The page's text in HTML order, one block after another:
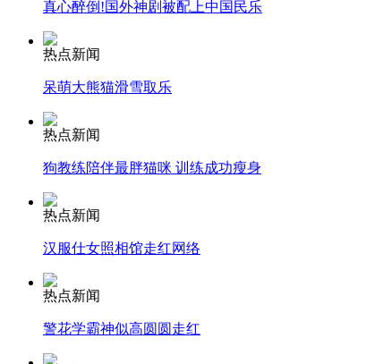
安徽一实载49人客车翻车
消防员救轻生者
真心醉倒!国外神剧被配上中国民乐
热点新闻
呆萌大熊猫滑雪取乐
热点新闻
狗教练陪伴最胖猫咪 训练成功瘦身
热点新闻
汉服仕女照相馆走红网络
热点新闻
警花学霸神似高圆圆走红